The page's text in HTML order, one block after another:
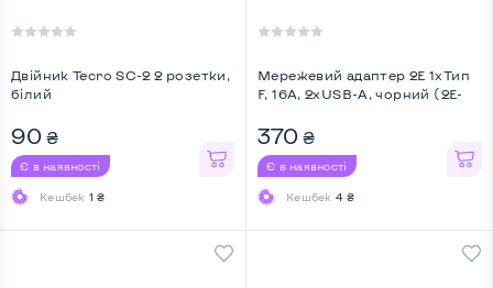
Двійник Tecro SC-2 2 розетки,
білий
90 ₴
Є в наявності
Кешбек 1 ₴
Мережевий адаптер 2E 1xТип
F, 16A, 2xUSB-A, чорний (2E-
370 ₴
Є в наявності
Кешбек 4 ₴